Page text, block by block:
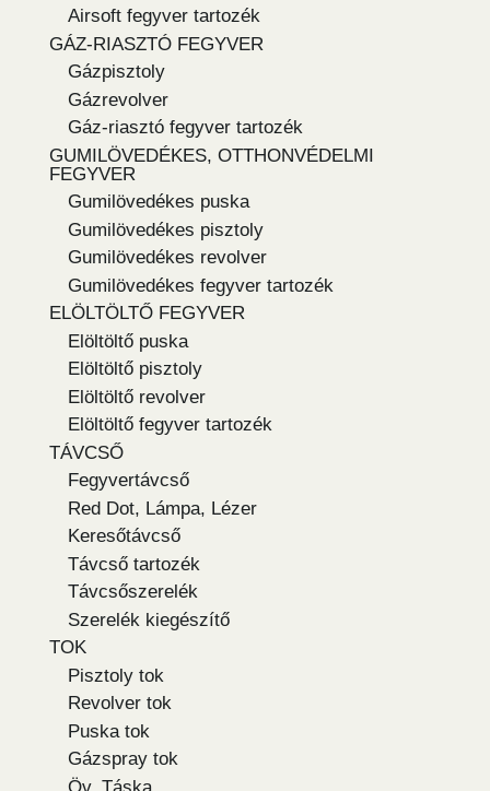
Airsoft fegyver tartozék
GÁZ-RIASZTÓ FEGYVER
Gázpisztoly
Gázrevolver
Gáz-riasztó fegyver tartozék
GUMILÖVEDÉKES, OTTHONVÉDELMI
FEGYVER
Gumilövedékes puska
Gumilövedékes pisztoly
Gumilövedékes revolver
Gumilövedékes fegyver tartozék
ELÖLTÖLTŐ FEGYVER
Elöltöltő puska
Elöltöltő pisztoly
Elöltöltő revolver
Elöltöltő fegyver tartozék
TÁVCSŐ
Fegyvertávcső
Red Dot, Lámpa, Lézer
Keresőtávcső
Távcső tartozék
Távcsőszerelék
Szerelék kiegészítő
TOK
Pisztoly tok
Revolver tok
Puska tok
Gázspray tok